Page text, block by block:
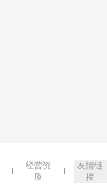
经营资
质
友情链
接